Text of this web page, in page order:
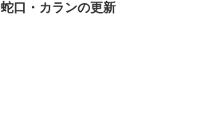
蛇口・カランの更新